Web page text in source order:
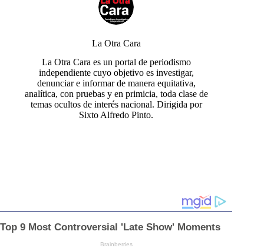
La Otra Cara
La Otra Cara es un portal de periodismo
independiente cuyo objetivo es investigar,
denunciar e informar de manera equitativa,
analítica, con pruebas y en primicia, toda clase de
temas ocultos de interés nacional. Dirigida por
Sixto Alfredo Pinto.